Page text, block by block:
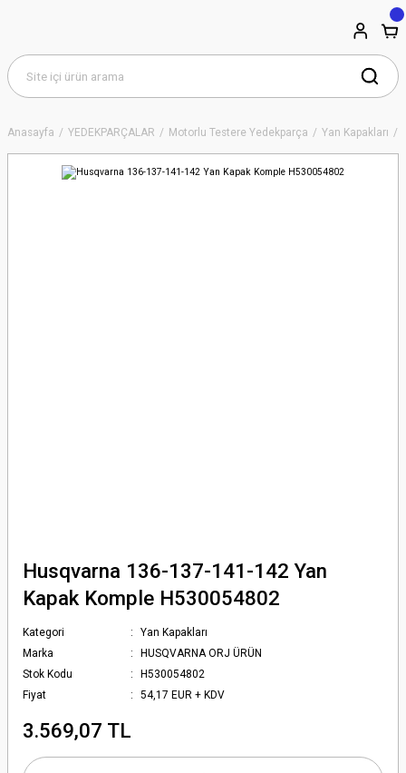
Anasayfa YEDEKPARÇALAR Motorlu Testere Yedekparça Yan Kapakları
Husqvarna 136-137-141-142 Yan
Kapak Komple H530054802
Kategori
Yan Kapakları
Marka
HUSQVARNA ORJ ÜRÜN
Stok Kodu
H530054802
Fiyat
54,17 EUR + KDV
3.569,07 TL